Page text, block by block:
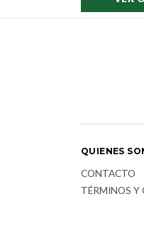
QUIENES
CONTACTO
TÉRMINOS Y